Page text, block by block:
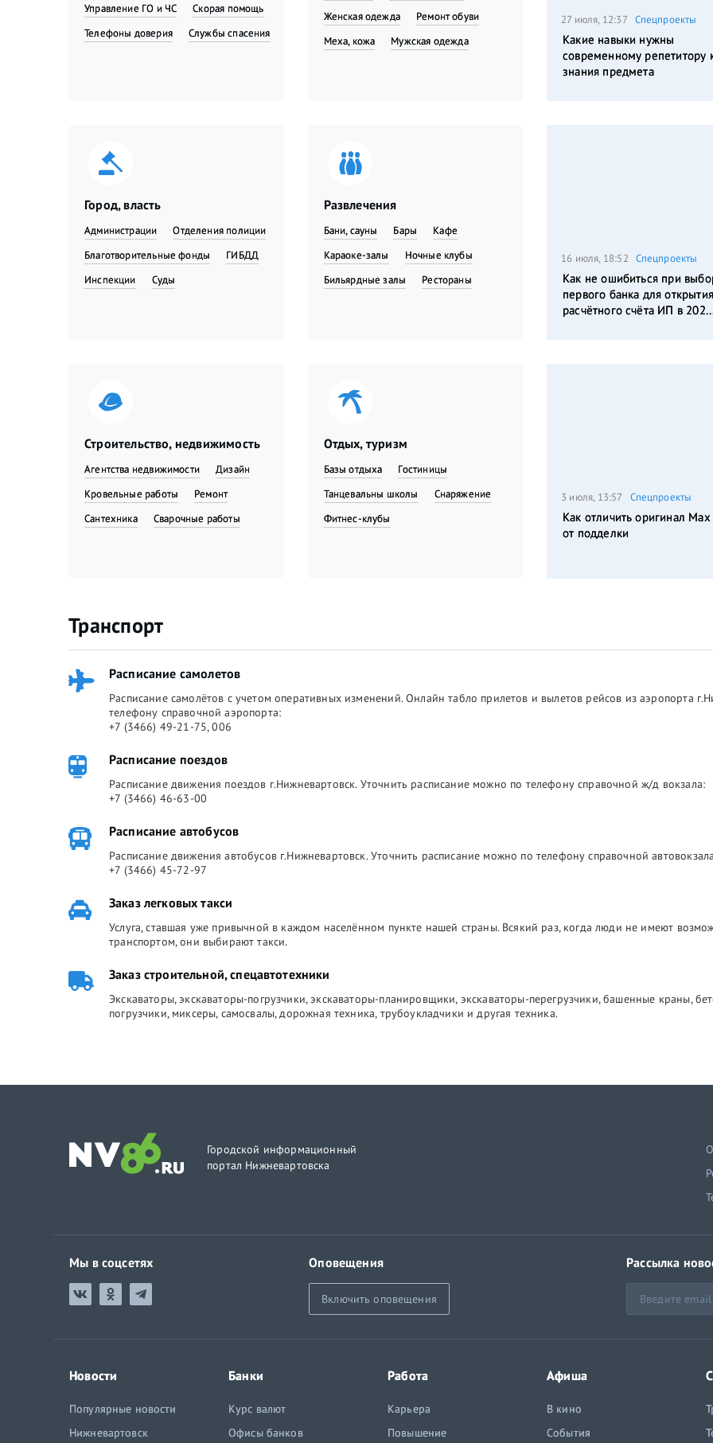
Управление ГО и ЧС
Скорая помощь
Телефоны доверия
Службы спасения
Город, власть
Администрации
Отделения полиции
Благотворительные фонды
ГИБДД
Инспекции
Суды
Строительство, недвижимость
Агентства недвижимости
Дизайн
Кровельные работы
Ремонт
Сантехника
Сварочные работы
Женская одежда
​Ремонт обуви
Меха, кожа
Мужская одежда
Развлечения
Бани, сауны Бары
Кафе
Караоке-залы
Ночные клубы
Бильярдные залы
Рестораны
Отдых, туризм
Базы отдыха
Гостиницы
Танцевальны школы
Снаряжение
Фитнес-клубы
27 июля, 12:37 Спецпроекты
Какие навыки нужны
современному репетитору
знания предмета
16 июля, 18:52 Спецпроекты
Как не ошибиться при
первого банка для открытия
расчётного счёта ИП в
3 июля, 13:57 Спецпроекты
Как отличить оригинал
от подделки
Транспорт
Расписание самолетов
Расписание самолётов с учетом оперативных изменений. Онлайн табло прилетов и вылетов рейсов из аэропорта
телефону справочной аэропорта:
+7 (3466) 49-21-75, 006
Расписание поездов
Расписание движения поездов г.Нижневартовск. Уточнить расписание можно по телефону справочной ж/д вокзала:
+7 (3466) 46-63-00
Расписание автобусов
Расписание движения автобусов г.Нижневартовск. Уточнить расписание можно по телефону справочной
+7 (3466) 45-72-97
Заказ легковых такси
Услуга, ставшая уже привычной в каждом населённом пункте нашей страны. Всякий раз, когда люди не имеют
транспортом, они выбирают такси.
Заказ строительной, спецавтотехники
Экскаваторы, экскаваторы-погрузчики, экскаваторы-планировщики, экскаваторы-перегрузчики, башенные краны,
погрузчики, миксеры, самосвалы, дорожная техника, трубоукладчики и другая техника.
Городской информационный
портал Нижневартовска
Мы в соцсетях Оповещения
Включить оповещения
Рассылка
Новости
Популярные новости
Нижневартовск
Банки
Курс валют
Офисы банков
Работа
Карьера
Повышение
Афиша
В кино
События